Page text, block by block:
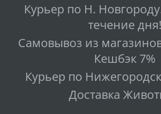
Курьер по Н.
течение дня!
Самовывоз из
Кешбэк 7%
Курьер по
Доставка